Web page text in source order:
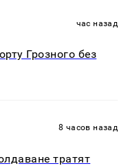
час назад
Грозного без
8 часов назад
тратят